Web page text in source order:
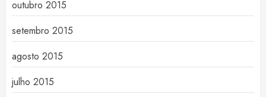
outubro 2015
setembro 2015
agosto 2015
julho 2015